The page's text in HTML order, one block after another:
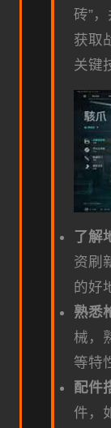
砖”
获取
关键
了解
资刷
的好
熟悉
械，
等特
配件
件，